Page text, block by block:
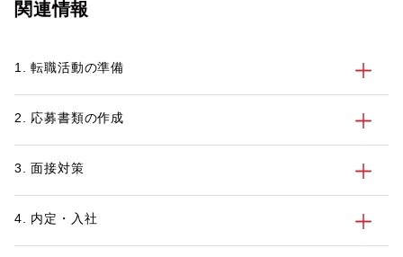
資系企業の特徴や働くメリット、外資系企
やすくなるでしょう。 そこで今回
す。また、外資系
徴も紹介しますの
めるために参考に
関連情報
1. 転職活動の準備
2. 応募書類の作成
3. 面接対策
4. 内定・入社